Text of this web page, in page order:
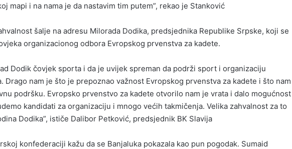
mapi i na nama je da nastavim tim putem”, rekao je Stanković
šalje na adresu Milorada Dodika, predsjednika Republike Srpske, koji se
organizacionog odbora Еvropskog prvenstva za kadete.
Dodik čovjek sporta i da je uvijek spreman da podrži sport i organizaciju
Drago nam je što je prepoznao važnost Еvropskog prvenstva za kadete i što nam
podršku. Еvropsko prvenstvo za kadete otvorilo nam je vrata i dalo mogućnost
kandidati za organizaciju i mnogo većih takmičenja. Velika zahvalnost za to
Dodika”, ističe Dalibor Petković, predsjednik BK Slavija
konfederaciji kažu da se Banjaluka pokazala kao pun pogodak. Sumaid